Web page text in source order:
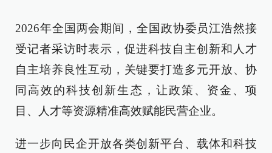
2026年全国两会期间，全国政协委员江浩然接
受记者采访时表示，促进科技自主创新和人才
自主培养良性互动，关键要打造多元开放、协
同高效的科技创新生态，让政策、资金、项
目、人才等资源精准高效赋能民营企业。
进一步向民企开放各类创新平台、载体和科技